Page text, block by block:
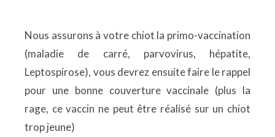
Nous assurons à votre chiot la primo-vaccination
(maladie de carré, parvovirus, hépatite,
Leptospirose), vous devrez ensuite faire le rappel
pour une bonne couverture vaccinale (plus la
rage, ce vaccin ne peut être réalisé sur un chiot
trop jeune)